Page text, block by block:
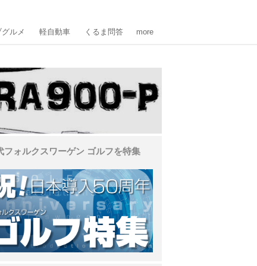
グルメ 軽自動車 くるま問答 more
フォルクスワーゲン ゴルフを特集